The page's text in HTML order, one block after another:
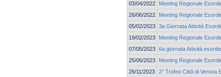
03/04/2022
Meeting Regionale
26/06/2022
Meeting Regionale
05/02/2023 3a Giornata Attività
19/02/2023
Meeting Regionale
07/05/2023 6a giornata Attività
25/06/2023
Meeting Regionale
26/11/2023
2° Trofeo Città di Verona